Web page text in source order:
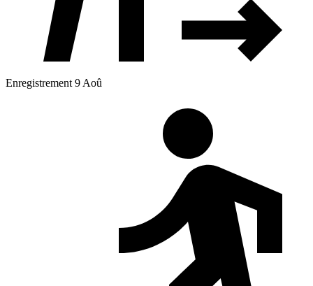
Enregistrement 9 Aoû